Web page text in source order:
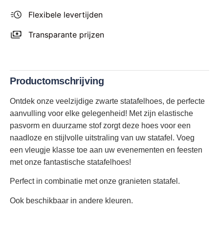
Flexibele levertijden
Transparante prijzen
Productomschrijving
Ontdek onze veelzijdige zwarte statafelhoes, de perfecte
aanvulling voor elke gelegenheid! Met zijn elastische
pasvorm en duurzame stof zorgt deze hoes voor een
naadloze en stijlvolle uitstraling van uw statafel. Voeg
een vleugje klasse toe aan uw evenementen en feesten
met onze fantastische statafelhoes!
Perfect in combinatie met onze granieten statafel.
Ook beschikbaar in andere kleuren.